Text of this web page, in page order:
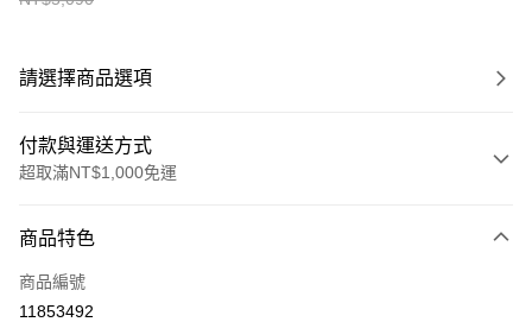
請選擇商品選項
付款與運送方式
超取滿NT$1,000免運
信用卡一次付款
超商取貨付款
商品特色
商品編號
11853492